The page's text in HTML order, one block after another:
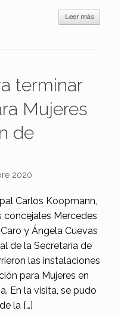
Leer más
terminar
Mujeres
de
2020
Carlos Koopmann,
Mercedes
y Ángela Cuevas
de la Secretaría de
las instalaciones
para Mujeres en
En la visita, se pudo
la […]